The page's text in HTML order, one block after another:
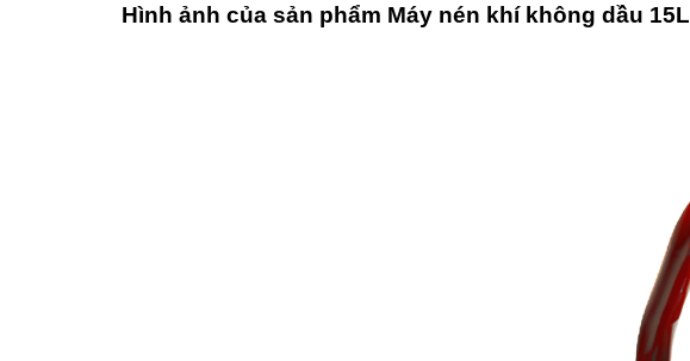
Hình ảnh của sản phẩm Máy nén khí không dầu 15L